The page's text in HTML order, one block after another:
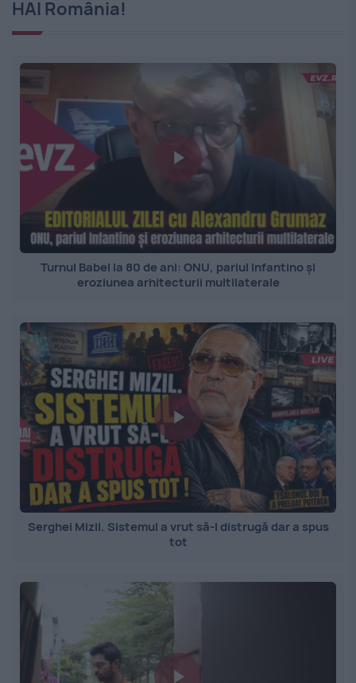
HAI România!
Turnul Babel la 80 de ani: ONU, pariul Infantino și
eroziunea arhitecturii multilaterale
Serghei Mizil. Sistemul a vrut să-l distrugă dar a spus
tot